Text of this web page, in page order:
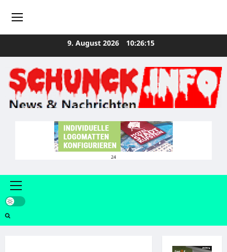
9. August 2026 10:26:15
24
Primäres
Menü